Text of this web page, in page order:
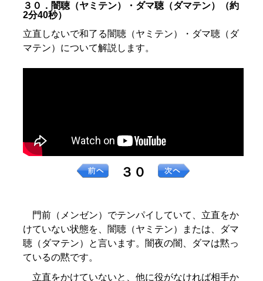
３０．闇聴（ヤミテン）・ダマ聴（ダマテン）（約
2分40秒）
立直しないで和了る闇聴（ヤミテン）・ダマ聴（ダ
マテン）について解説します。
３０
門前（メンゼン）でテンパイしていて、立直をか
けていない状態を、闇聴（ヤミテン）または、ダマ
聴（ダマテン）と言います。闇夜の闇、ダマは黙っ
ているの黙です。
立直をかけていないと、他に役がなければ相手か